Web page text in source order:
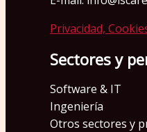
Privacidad,
Sectores y
Software & IT
Ingeniería
Otros sectores y